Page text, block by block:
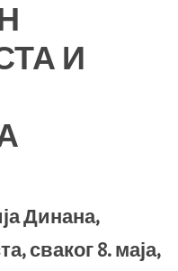
И
Динана,
сваког 8. маја,